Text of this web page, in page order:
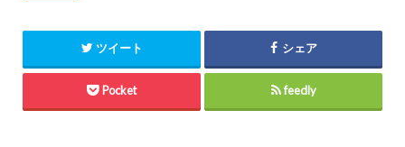
ツイート シェア
Pocket feedly